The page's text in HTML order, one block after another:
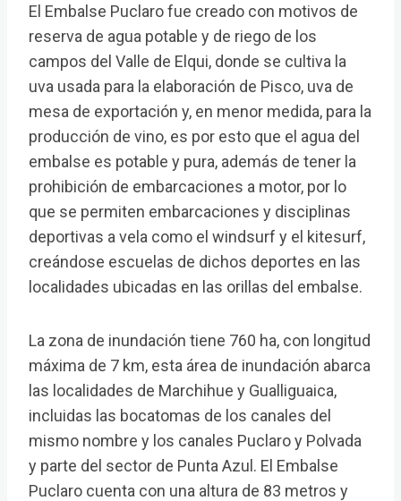
El Embalse Puclaro fue creado con motivos de
reserva de agua potable y de riego de los
campos del Valle de Elqui, donde se cultiva la
uva usada para la elaboración de Pisco, uva de
mesa de exportación y, en menor medida, para la
producción de vino, es por esto que el agua del
embalse es potable y pura, además de tener la
prohibición de embarcaciones a motor, por lo
que se permiten embarcaciones y disciplinas
deportivas a vela como el windsurf y el kitesurf,
creándose escuelas de dichos deportes en las
localidades ubicadas en las orillas del embalse.
La zona de inundación tiene 760 ha, con longitud
máxima de 7 km, esta área de inundación abarca
las localidades de Marchihue y Gualliguaica,
incluidas las bocatomas de los canales del
mismo nombre y los canales Puclaro y Polvada
y parte del sector de Punta Azul. El Embalse
Puclaro cuenta con una altura de 83 metros y